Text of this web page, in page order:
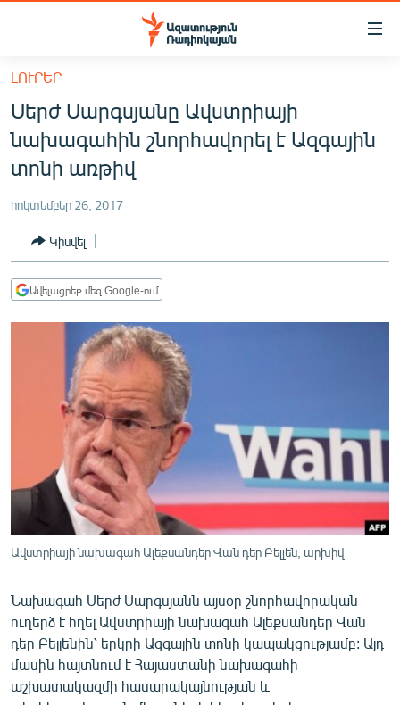
Մատչելիության
հիմնական
բովանդակությանը
Անցնել
հիմնական
մենյուին
ՀԱՅԱՍՏԱՆ
ՔԱՂԱՔԱԿԱՆ
ՀԱՍԱՐԱԿՈՒԹՅՈՒՆ
ՏՆՏԵՍՈՒԹՅՈՒՆ
ՂԱՐԱԲԱՂ
ՊԱՏԵՐԱԶՄԻ 6 ՇԱԲԱԹՆԵՐԸ
ՏԱՐԱԾԱՇՐՋԱՆ
ՄԻՋԱԶԳԱՅԻՆ
ՄՇԱԿՈՒՅԹ
ՍՊՈՐՏ
ՄԵԿՆԱԲԱՆՈՒԹՅՈՒՆ
ԱՐԽԻՎ
ՏԵՍԱՆՅՈՒԹԵՐ
ԲԱՆԱՎԵՃ
ԼՈՒՐԵՐ
Սերժ Սարգսյանը Ավստրիայի
նախագահին շնորհավորել է Ազգային
տոնի առթիվ
հոկտեմբեր 26, 2017
Կիսվել
Ավելացրեք մեզ Google-ում
Ավստրիայի նախագահ Ալեքսանդեր Վան դեր Բելլեն, արխիվ
Նախագահ Սերժ Սարգսյանն այսօր շնորհավորական
ուղերձ է հղել Ավստրիայի նախագահ Ալեքսանդեր Վան
դեր Բելլենին՝ երկրի Ազգային տոնի կապակցությամբ: Այդ
մասին հայտնում է Հայաստանի նախագահի
աշխատակազմի հասարակայնության և